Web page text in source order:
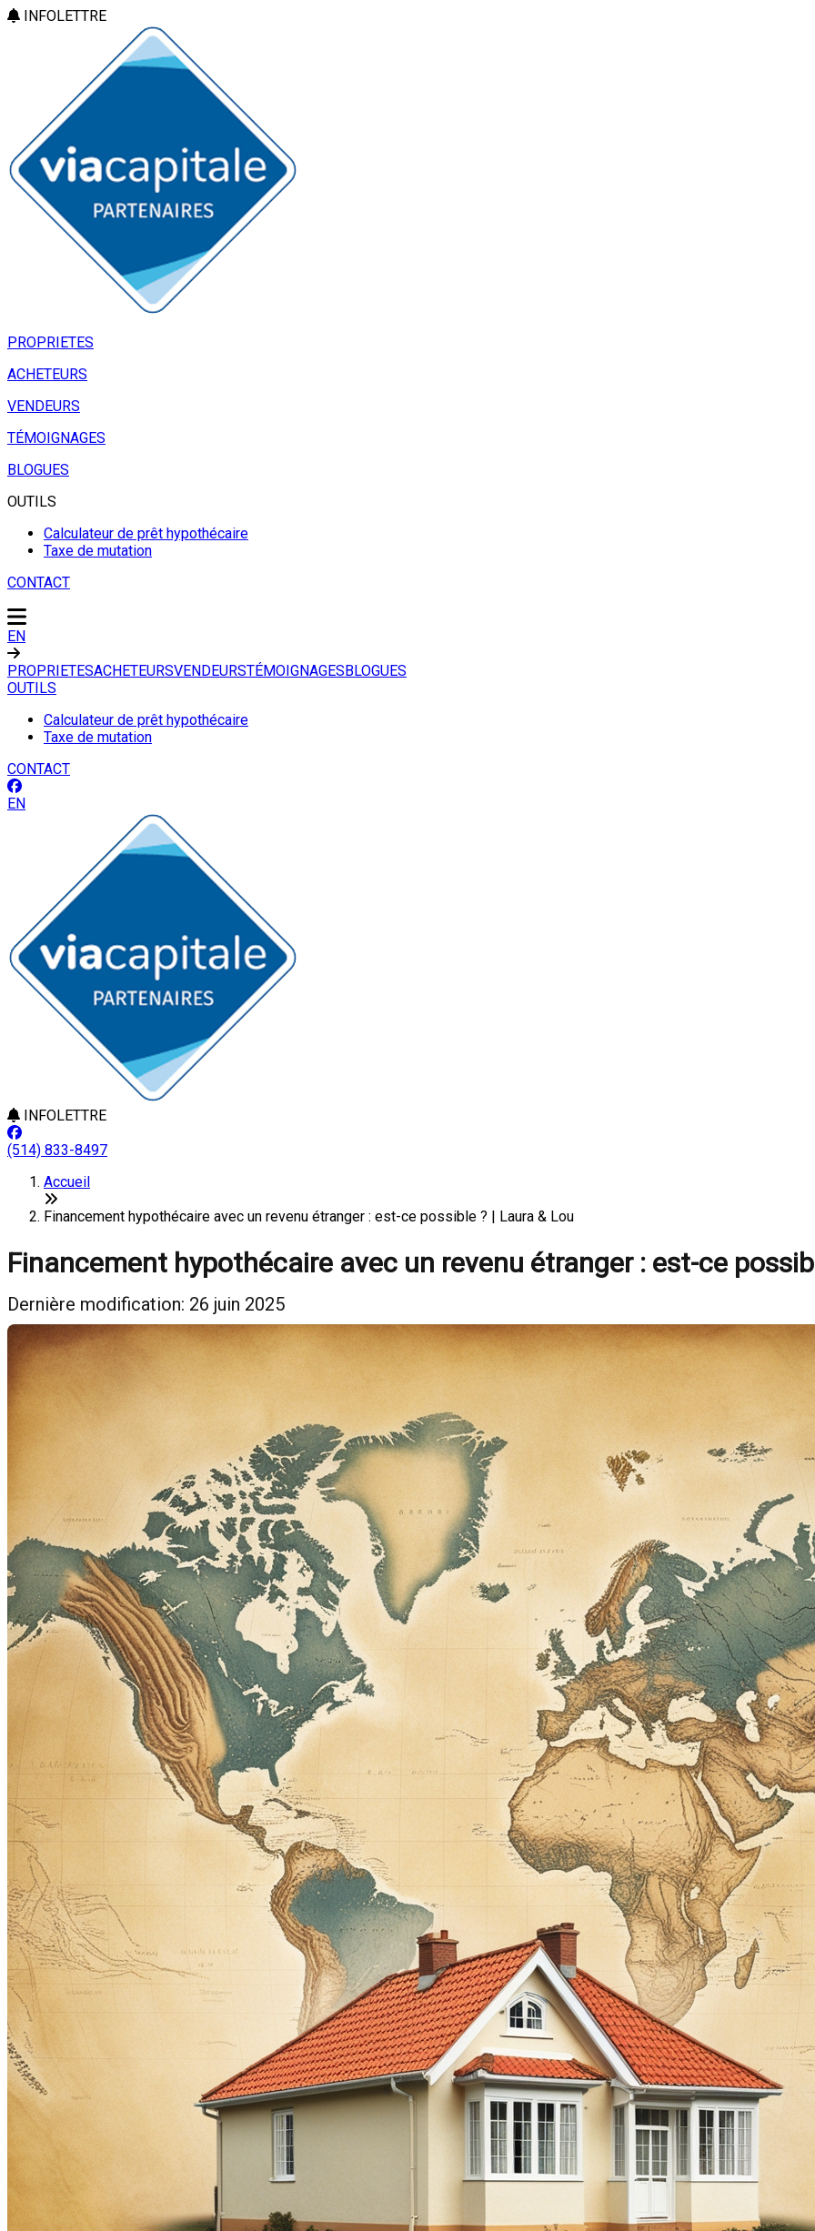
INFOLETTRE
PROPRIETES
ACHETEURS
VENDEURS
TÉMOIGNAGES
BLOGUES
OUTILS
Calculateur de prêt hypothécaire
Taxe de mutation
CONTACT
EN
PROPRIETESACHETEURSVENDEURSTÉMOIGNAGESBLOGUES
OUTILS
Calculateur de prêt hypothécaire
Taxe de mutation
CONTACT
EN
INFOLETTRE
(514) 833-8497
Accueil
Financement hypothécaire avec un revenu étranger : est-ce possible ? | Laura & Lou
Financement hypothécaire avec un revenu étranger : est-ce
Dernière modification: 26 juin 2025